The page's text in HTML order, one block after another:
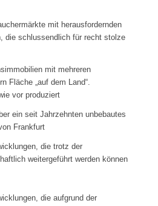
mit herausfordernden
die schlussendlich für recht stolze
mit mehreren
Fläche „auf dem Land“.
vor produziert
ein seit Jahrzehnten unbebautes
Frankfurt
die trotz der
weitergeführt werden können
die aufgrund der